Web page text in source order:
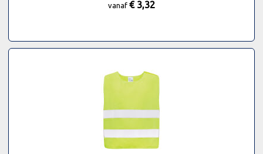
vanaf € 3,32